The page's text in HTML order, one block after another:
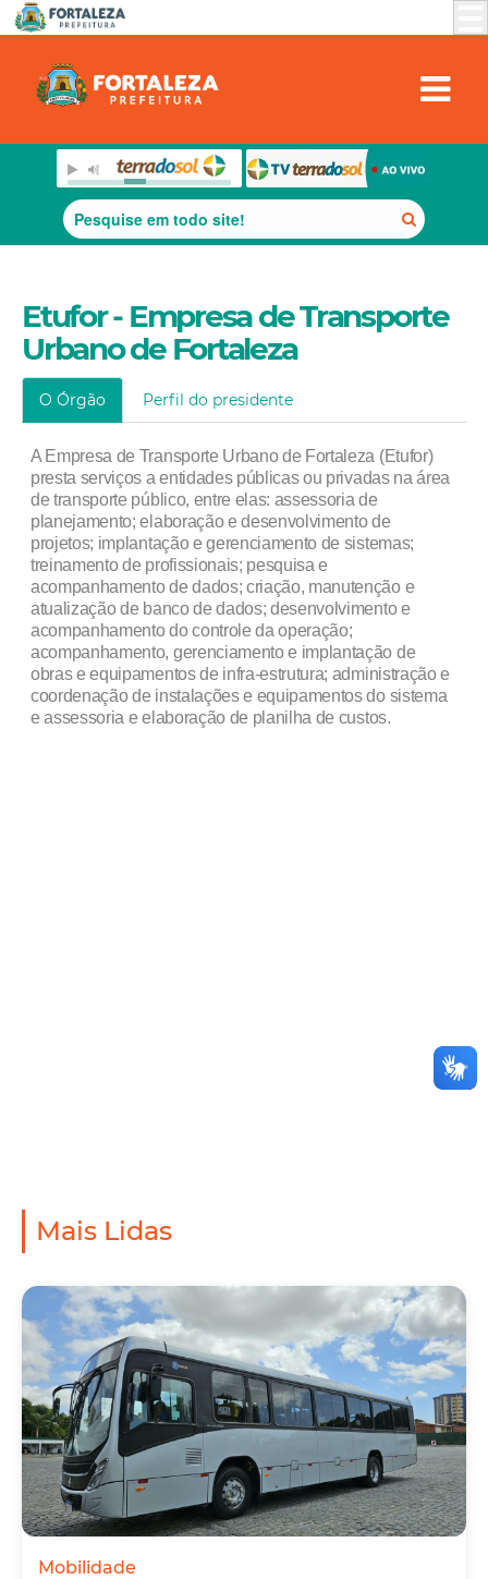
Etufor - Empresa de Transporte
Urbano de Fortaleza
O Órgão Perfil do presidente
A Empresa de Transporte Urbano de Fortaleza (Etufor)
presta serviços a entidades públicas ou privadas na área
de transporte público, entre elas: assessoria de
planejamento; elaboração e desenvolvimento de
projetos; implantação e gerenciamento de sistemas;
treinamento de profissionais; pesquisa e
acompanhamento de dados; criação, manutenção e
atualização de banco de dados; desenvolvimento e
acompanhamento do controle da operação;
acompanhamento, gerenciamento e implantação de
obras e equipamentos de infra-estrutura; administração e
coordenação de instalações e equipamentos do sistema
e assessoria e elaboração de planilha de custos.
Mais Lidas
Mobilidade